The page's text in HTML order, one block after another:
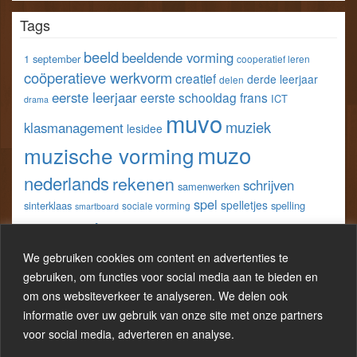
We gebruiken cookies om content en advertenties te
gebruiken, om functies voor social media aan te bieden en
om ons websiteverkeer te analyseren. We delen ook
informatie over uw gebruik van onze site met onze partners
voor social media, adverteren en analyse.
van
klastools
Facebook
TwitterPinterest
LinkedIn
Tags
1 september beeld beeldende vorming cooperatief leren
coöperatieve werkvorm creatief delen derde leerjaar
drama eerste leerjaareerste schooldag frans ICT
klasmanagement lesidee muvo muziek
muzische vorming muzo
nederlandsrekenen samenwerken schrijven
sinterklaas smartboard sociale vorming spel spelletjes spelling
taal techniek
leerjaar w.o.wereldoriëntatiewerkblad
werkbladen werowiskundewo zelfevaluatie
zelfreflectie zesde leerjaar